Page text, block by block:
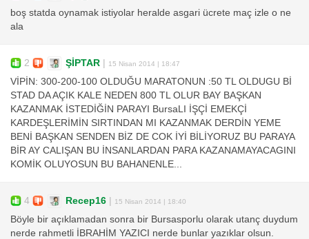
boş statda oynamak istiyolar heralde asgari ücrete maç izle o ne
ala
2 ŞİPTAR | 15 Nisan 2014 | 18:47
VİPİN: 300-200-100 OLDUĞU MARATONUN :50 TL OLDUGU Bİ
STAD DA AÇIK KALE NEDEN 800 TL OLUR BAY BAŞKAN
KAZANMAK İSTEDİĞİN PARAYI BursaLI İŞÇİ EMEKÇİ
KARDEŞLERİMİN SIRTINDAN MI KAZANMAK DERDİN YEME
BENİ BAŞKAN SENDEN BİZ DE COK İYİ BİLİYORUZ BU PARAYA
BİR AY CALIŞAN BU İNSANLARDAN PARA KAZANAMAYACAGINI
KOMİK OLUYOSUN BU BAHANENLE...
4 Recep16 | 15 Nisan 2014 | 18:40
Böyle bir açıklamadan sonra bir Bursasporlu olarak utanç duydum
nerde rahmetli İBRAHİM YAZICI nerde bunlar yazıklar olsun.